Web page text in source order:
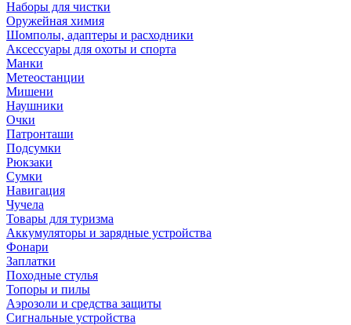
Наборы для чистки
Оружейная химия
Шомполы, адаптеры и расходники
Аксессуары для охоты и спорта
Манки
Метеостанции
Мишени
Наушники
Очки
Патронташи
Подсумки
Рюкзаки
Сумки
Навигация
Чучела
Товары для туризма
Аккумуляторы и зарядные устройства
Фонари
Заплатки
Походные стулья
Топоры и пилы
Аэрозоли и средства защиты
Сигнальные устройства